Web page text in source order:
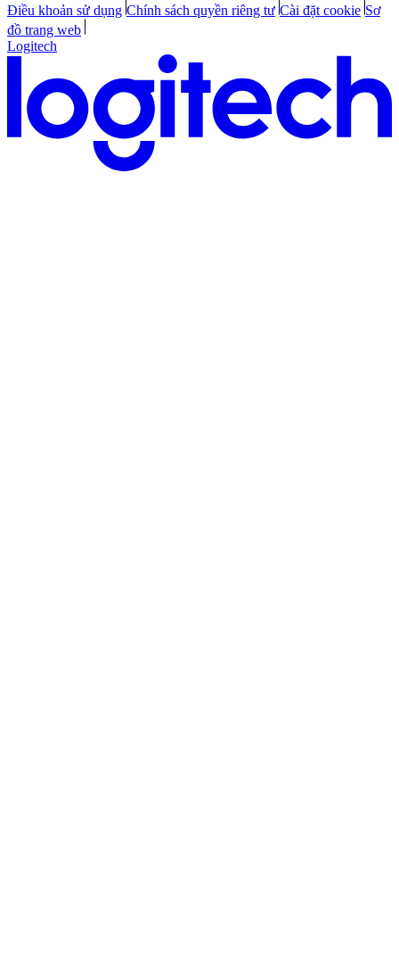
Điều khoản sử dụng Chính sách quyền riêng tư Cài đặt cookie Sơ
đồ trang web
Logitech